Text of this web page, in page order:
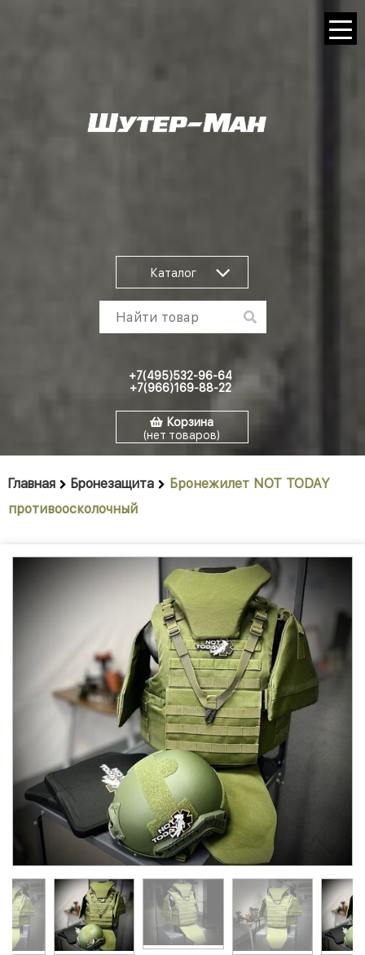
Каталог
+7(495)532-96-64
+7(966)169-88-22
Корзина
(нет товаров)
Главная Бронезащита
Бронежилет NOT TODAY
противоосколочный